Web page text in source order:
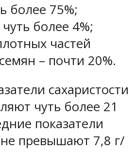
более 75%;
более 4%;
частей
– почти 20%.
сахаристости
чуть более 21
показатели
не превышают 7,8 г/